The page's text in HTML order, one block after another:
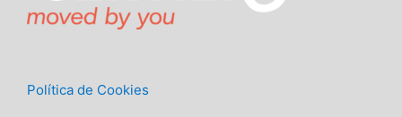
Política de Cookies